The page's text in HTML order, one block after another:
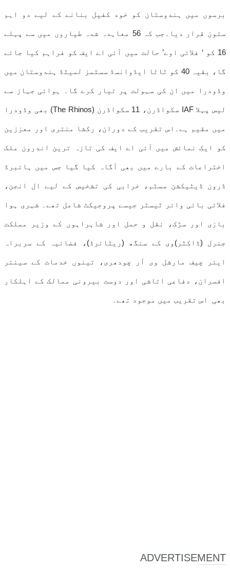
برسوں میں ہندوستان کو خود کفیل بنانے کے لیے دو اہم
ستون قرار دیا۔جب کہ 56 معاہدہ شدہ طیاروں میں سے پہلے
16 کو ‘ فلائی اوے’ حالت میں آئی اے ایف کو فراہم کیا جائے
گا، بقیہ 40 کو ٹاٹا ایڈوانسڈ سسٹمز لمیٹڈ ہندوستان میں
وڈودرا میں ان کی سہولت پر تیار کرے گا۔ ہوائی جہاز سے
لیس پہلا IAF سکواڈرن، 11 سکواڈرن (The Rhinos) بھی وڈودرا
میں مقیم ہے۔اس تقریب کے دوران، رکشا منتری اور معززین
کو ایک نمائش میں آئی اے ایف کی تازہ ترین اندرون ملک
اختراعات کے بارے میں بھی آگاہ کیا گیا جس میں ہائبرڈ
ڈرون ڈیٹیکشن سسٹم، خرابی کی تشخیص کے لیے ال انجن،
فلائی بائی وائر ٹیسٹر جیسے پروجیکٹ شامل تھے۔ شہری ہوا
بازی اور سڑک، نقل و حمل اور شاہراہوں کے وزیر مملکت
جنرل (ڈاکٹر)وی کے سنگھ (ریٹائرڈ)، فضائیہ کے سربراہ
ایئر چیف مارشل وی آر چودھری، تینوں خدمات کے سینئر
افسران، دفاعی اتاشی اور دوست بیرونی ممالک کے اہلکار
بھی اس تقریب میں موجود تھے۔
ADVERTISEMENT